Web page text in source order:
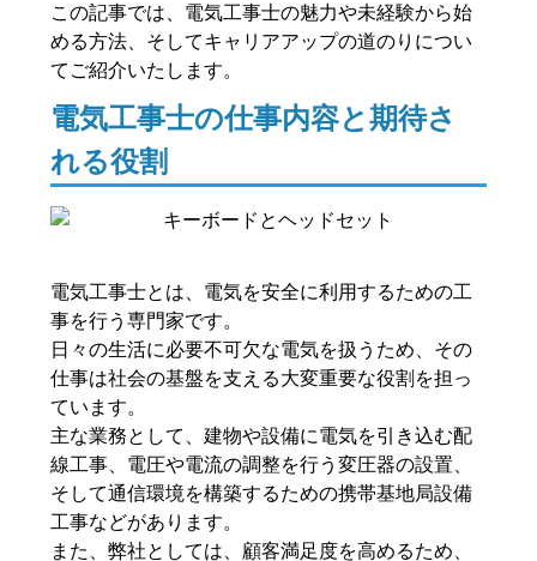
この記事では、電気工事士の魅力や未経験から始
める方法、そしてキャリアアップの道のりについ
てご紹介いたします。
電気工事士の仕事内容と期待さ
れる役割
電気工事士とは、電気を安全に利用するための工
事を行う専門家です。
日々の生活に必要不可欠な電気を扱うため、その
仕事は社会の基盤を支える大変重要な役割を担っ
ています。
主な業務として、建物や設備に電気を引き込む配
線工事、電圧や電流の調整を行う変圧器の設置、
そして通信環境を構築するための携帯基地局設備
工事などがあります。
また、弊社としては、顧客満足度を高めるため、